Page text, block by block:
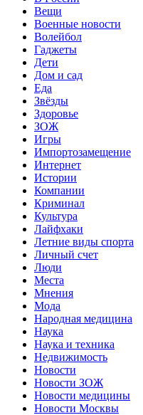
Вещи
Военные новости
Волейбол
Гаджеты
Дети
Дом и сад
Еда
Звёзды
Здоровье
ЗОЖ
Игры
Импортозамещение
Интернет
Истории
Компании
Криминал
Культура
Лайфхаки
Летние виды спорта
Личный счет
Люди
Места
Мнения
Мода
Народная медицина
Наука
Наука и техника
Недвижимость
Новости
Новости ЗОЖ
Новости медицины
Новости Москвы